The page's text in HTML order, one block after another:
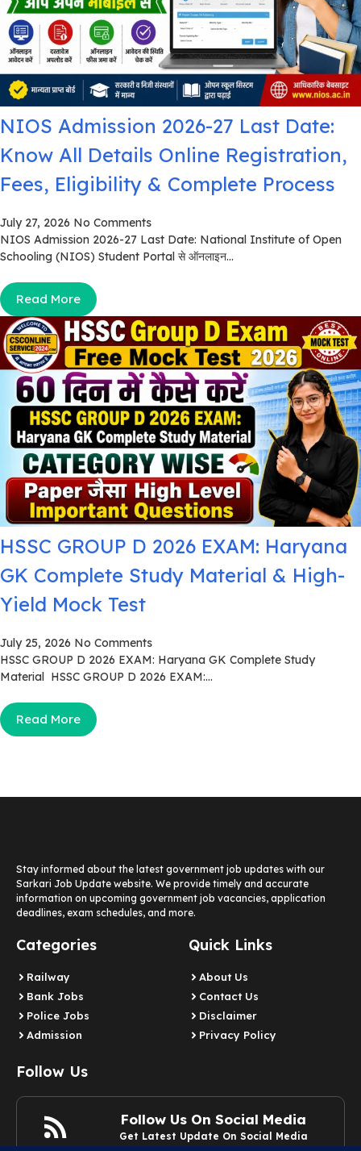
NIOS Admission 2026-27 Last Date:
Know All Details Online Registration,
Fees, Eligibility & Complete Process
July 27, 2026 No Comments
NIOS Admission 2026-27 Last Date: National Institute of Open
Schooling (NIOS) Student Portal से ऑनलाइन...
Read More
HSSC GROUP D 2026 EXAM: Haryana
GK Complete Study Material & High-
Yield Mock Test
July 25, 2026 No Comments
HSSC GROUP D 2026 EXAM: Haryana GK Complete Study
Material HSSC GROUP D 2026 EXAM:...
Read More
Stay informed about the latest government job updates with our
Sarkari Job Update website. We provide timely and accurate
information on upcoming government job vacancies, application
deadlines, exam schedules, and more.
Categories
Railway
Bank Jobs
Police Jobs
Admission
Quick Links
About Us
Contact Us
Disclaimer
Privacy Policy
Follow Us
Follow Us On Social Media
Get Latest Update On Social Media